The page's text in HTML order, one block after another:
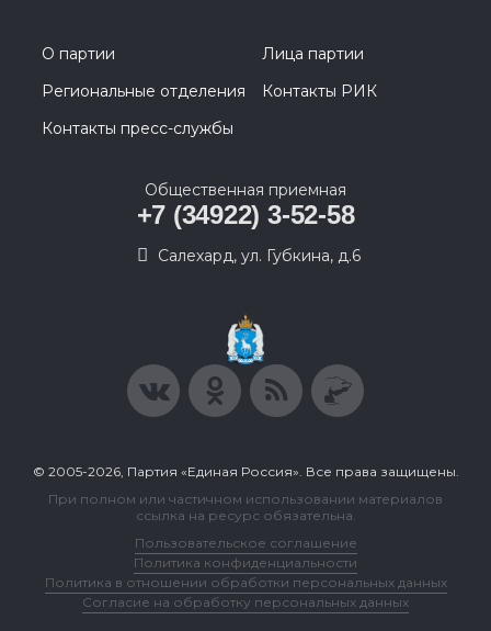
О партии
Лица партии
Региональные отделения
Контакты РИК
Контакты пресс-службы
Общественная приемная
+7 (34922) 3-52-58
Салехард, ул. Губкина, д.6
© 2005-2026, Партия «Единая Россия». Все права защищены.
При полном или частичном использовании материалов
ссылка на ресурс обязательна.
Пользовательское соглашение
Политика конфиденциальности
Политика в отношении обработки персональных данных
Согласие на обработку персональных данных